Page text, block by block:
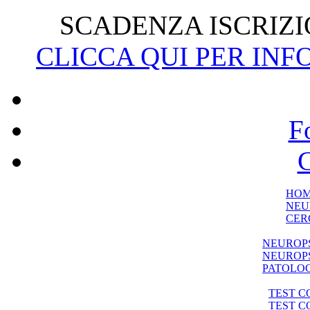
SCADENZA
CLICCA QUI PER
TEST
TEST